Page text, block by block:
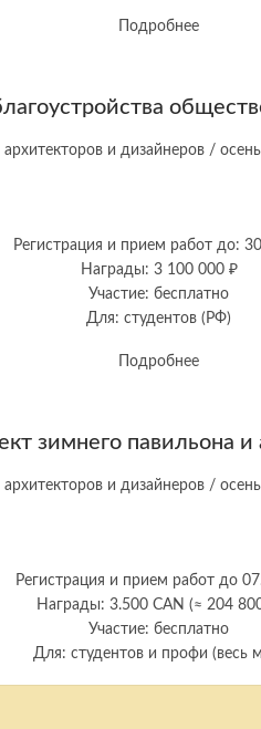
Подробнее
Регистрация и прием работ до:
Награды: 3 100 000 ₽
Участие: бесплатно
Для: студентов (РФ)
Подробнее
зимнего павильона
Регистрация и прием работ до
Награды: 3.500 CAN (≈ 204
Участие: бесплатно
Для: студентов и профи (весь